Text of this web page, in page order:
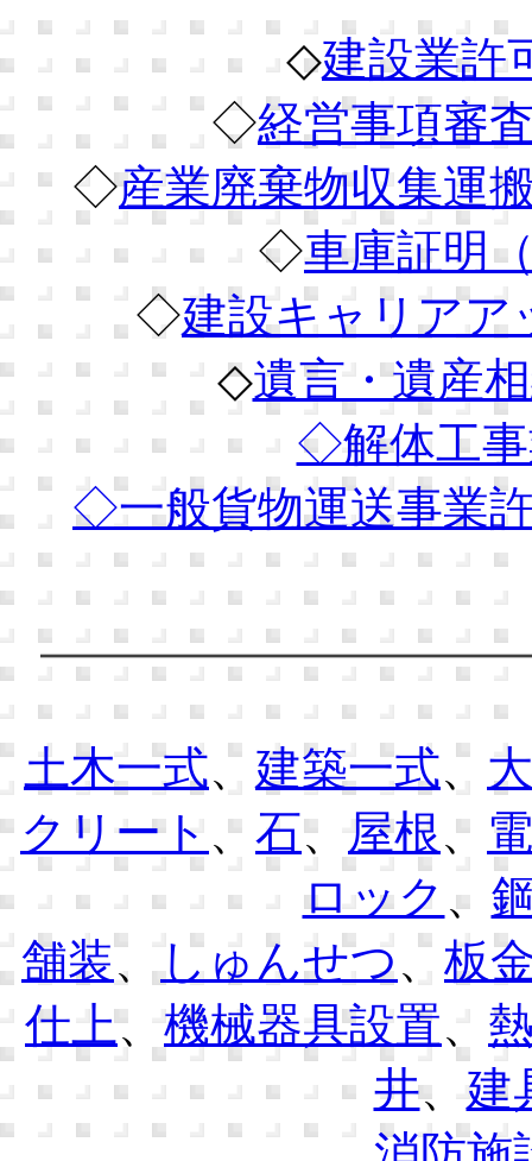
◇建設業許
◇経営事項審
◇産業廃棄物収集運
◇車庫証明
◇建設キャリアア
◇遺言・遺産
◇解体工事
◇一般貨物運送事業
土木一式、 建築一式、
クリート 、 石、 屋根、
ロック 、
舗装、 しゅんせつ、 板
仕上、 機械器具設置、
井、 建